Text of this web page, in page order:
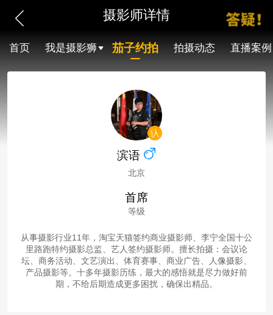
摄影师详情
首页 我是摄影狮 茄子约拍 拍摄动态 直播案例
滨语
北京
首席
等级
从事摄影行业11年，淘宝天猫签约商业摄影师、李宁全国十公
里路跑特约摄影总监、艺人签约摄影师。擅长拍摄：会议论
坛、商务活动、文艺演出、体育赛事、商业广告、人像摄影、
产品摄影等。十多年摄影历练，最大的感悟就是尽力做好前
期，不给后期造成更多困扰，确保出精品。